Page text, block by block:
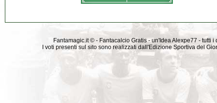
Fantamagic.it © - Fantacalcio Gratis - un'Idea Alexpe77 -
I voti presenti sul sito sono realizzati dall'Edizione Sportiva del